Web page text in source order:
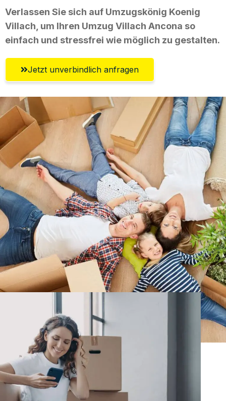
Verlassen Sie sich auf Umzugskönig Koenig
Villach, um Ihren Umzug Villach Ancona so
einfach und stressfrei wie möglich zu gestalten.
Jetzt unverbindlich anfragen